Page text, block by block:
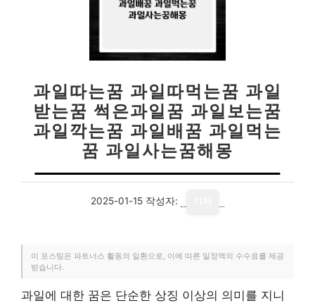
과일따는꿈 과일따먹는꿈 과일
받는꿈 썩은과일꿈 과일보는꿈
과일깍는꿈 과일배꿈 과일먹는
꿈 과일사는꿈해몽
2025-01-15 작성자:
이 포스팅은 파트너스 활동의 일환으로, 이에 따른 일정액의 수수료를 제공
받습니다.
과일에 대한 꿈은 단순한 상징 이상의 의미를 지니